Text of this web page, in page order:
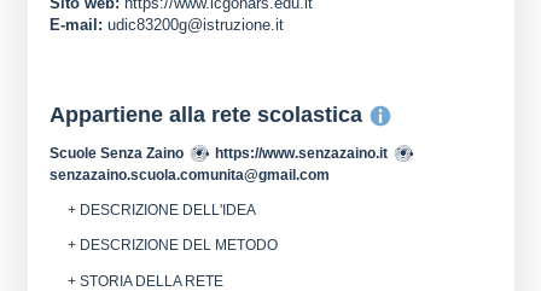
E-mail: udic83200g@istruzione.it
Appartiene alla rete scolastica
Scuole Senza Zaino
https://www.senzazaino.it
senzazaino.scuola.comunita@gmail.com
+ DESCRIZIONE DELL'IDEA
+ DESCRIZIONE DEL METODO
+ STORIA DELLA RETE